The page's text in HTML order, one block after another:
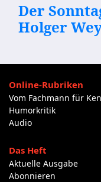
Der
Holger
Online-Rubriken
Vom Fachmann für
Humorkritik
Audio
Das Heft
Aktuelle Ausgabe
Abonnieren